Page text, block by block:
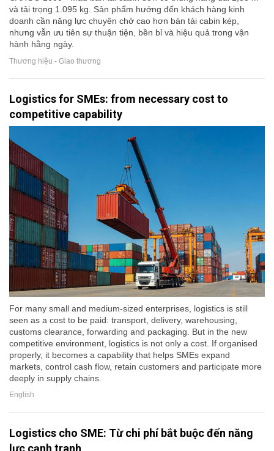
và tải trọng 1.095 kg. Sản phẩm hướng đến khách hàng kinh
doanh cần năng lực chuyên chở cao hơn bán tải cabin kép,
nhưng vẫn ưu tiên sự thuận tiện, bền bỉ và hiệu quả trong vận
hành hằng ngày.
Thương hiệu - Giao thương
Logistics for SMEs: from necessary cost to
competitive capability
For many small and medium-sized enterprises, logistics is still
seen as a cost to be paid: transport, delivery, warehousing,
customs clearance, forwarding and packaging. But in the new
competitive environment, logistics is not only a cost. If organised
properly, it becomes a capability that helps SMEs expand
markets, control cash flow, retain customers and participate more
deeply in supply chains.
English
Logistics cho SME: Từ chi phí bắt buộc đến năng
lực cạnh tranh